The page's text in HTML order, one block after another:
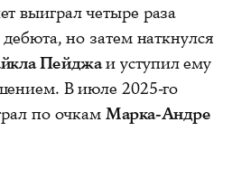
выиграл четыре раза
но затем наткнулся
Пейджаи уступил ему
В июле 2025-го
по очкам Марка-Андре